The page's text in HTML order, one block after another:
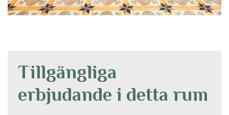
Tillgängliga
erbjudande i detta rum